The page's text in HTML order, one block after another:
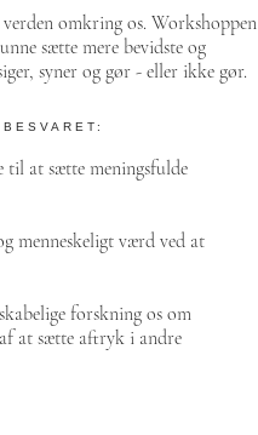
omkring os. Workshoppen
sætte mere bevidste og
syner og gør - eller ikke gør.
til at sætte meningsfulde
menneskeligt værd ved at
forskning os om
at sætte aftryk i andre